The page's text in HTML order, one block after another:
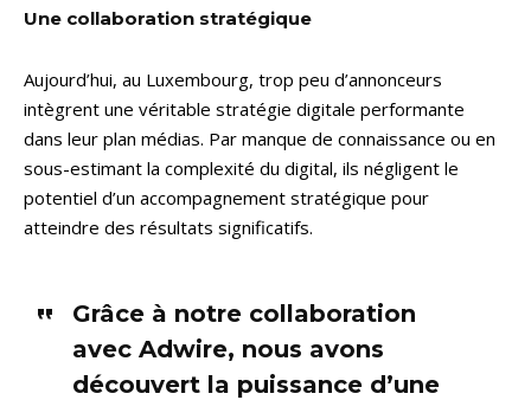
Une collaboration stratégique
Aujourd’hui, au Luxembourg, trop peu d’annonceurs
intègrent une véritable stratégie digitale performante
dans leur plan médias. Par manque de connaissance ou en
sous-estimant la complexité du digital, ils négligent le
potentiel d’un accompagnement stratégique pour
atteindre des résultats significatifs.
Grâce à notre collaboration
avec Adwire, nous avons
découvert la puissance d’une